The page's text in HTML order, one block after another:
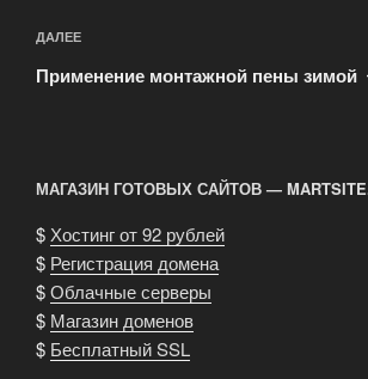
Следующая
запись
ДАЛЕЕ
Применение монтажной пены зимой
МАГАЗИН ГОТОВЫХ САЙТОВ —
$Хостинг от 92 рублей
$ Регистрация домена
$Облачные серверы
$ Магазин доменов
$ Бесплатный SSL